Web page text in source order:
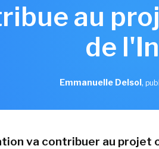
au
de
Emmanuelle Delsol,
va contribuer au projet